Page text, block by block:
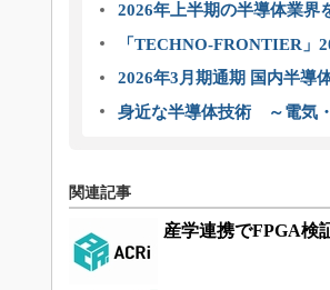
2026年上半期の半導体業
「TECHNO-FRONTIER」
2026年3月期通期 国内半導
身近な半導体技術 ～電気
関連記事
産学連携でFPGA検